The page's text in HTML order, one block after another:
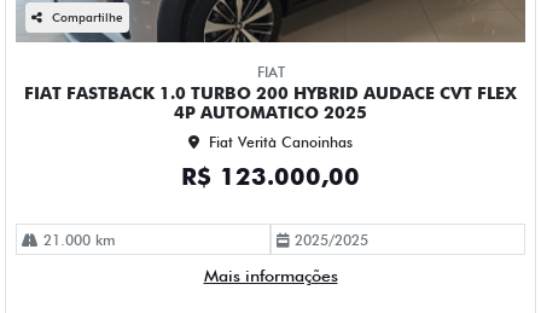
Compartilhe
FIAT
FIAT FASTBACK 1.0 TURBO 200 HYBRID AUDACE CVT FLEX
4P AUTOMATICO 2025
Fiat Verità Canoinhas
R$ 123.000,00
21.000 km 2025/2025
Mais informações